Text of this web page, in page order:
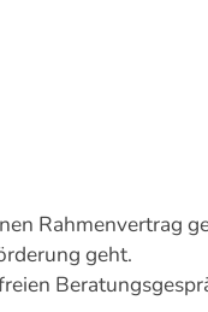
Rahmenvertrag
geht.